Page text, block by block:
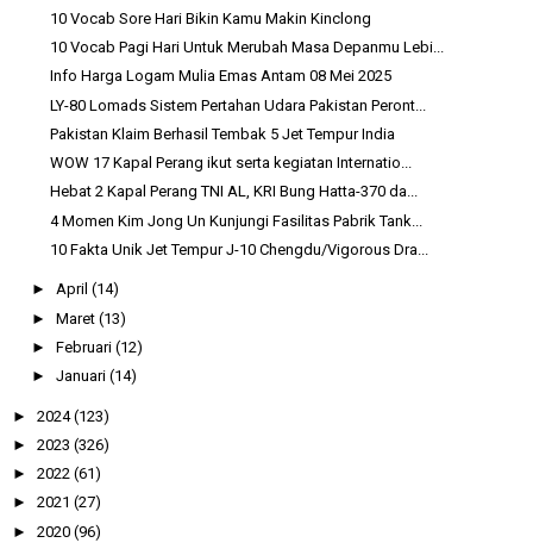
10 Vocab Sore Hari Bikin Kamu Makin Kinclong
10 Vocab Pagi Hari Untuk Merubah Masa Depanmu Lebi...
Info Harga Logam Mulia Emas Antam 08 Mei 2025
LY-80 Lomads Sistem Pertahan Udara Pakistan Peront...
Pakistan Klaim Berhasil Tembak 5 Jet Tempur India
WOW 17 Kapal Perang ikut serta kegiatan Internatio...
Hebat 2 Kapal Perang TNI AL, KRI Bung Hatta-370 da...
4 Momen Kim Jong Un Kunjungi Fasilitas Pabrik Tank...
10 Fakta Unik Jet Tempur J-10 Chengdu/Vigorous Dra...
► April (14)
► Maret (13)
► Februari (12)
► Januari (14)
► 2024(123)
► 2023 (326)
► 2022 (61)
► 2021 (27)
► 2020 (96)